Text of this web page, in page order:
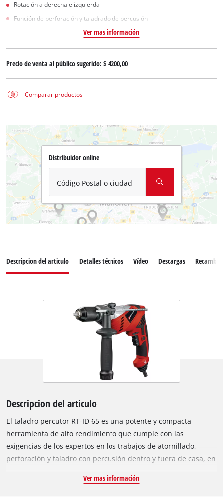
Rotación a derecha e izquierda
Función de perforación y taladrado de percusión
Ver mas información
Precio de venta al público sugerido:$ 4200,00
Comparar productos
Distribuidor online
Código Postal o ciudad
Descripcion del articulo Detalles técnicos Vídeo Descargas
Descripcion del articulo
El taladro percutor RT-ID 65 es una potente y compacta
herramienta de alto rendimiento que cumple con las
exigencias de los expertos en los trabajos de atornillado,
perforación y taladro con percusión dentro y fuera de casa, en
tope, función de bloqueo y el bloqueo del husillo «pulsar y
Ver mas información